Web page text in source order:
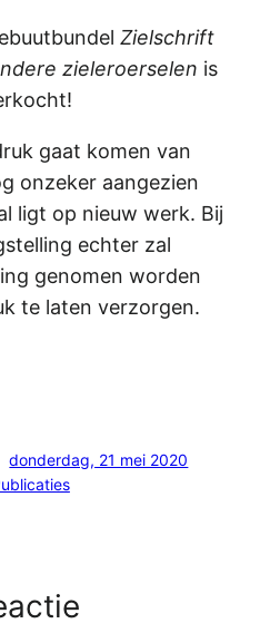
Zielschrift
zieleroerselen is
gaat komen van
onzeker aangezien
ligt op nieuw werk. Bij
echter zal
genomen worden
te laten verzorgen.
donderdag, 21 mei 2020